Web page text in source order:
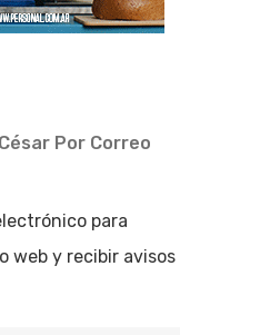
Por Correo
para
web y recibir avisos